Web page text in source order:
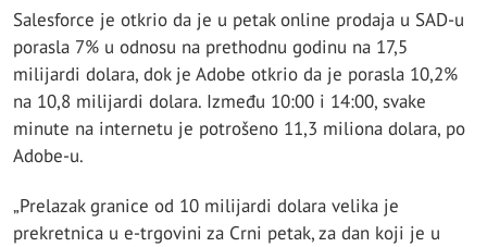
Salesforce je otkrio da je u petak online prodaja u SAD-u
porasla 7% u odnosu na prethodnu godinu na 17,5
milijardi dolara, dok je Adobe otkrio da je porasla 10,2%
na 10,8 milijardi dolara. Između 10:00 i 14:00, svake
minute na internetu je potrošeno 11,3 miliona dolara, po
Adobe-u.
„Prelazak granice od 10 milijardi dolara velika je
prekretnica u e-trgovini za Crni petak, za dan koji je u